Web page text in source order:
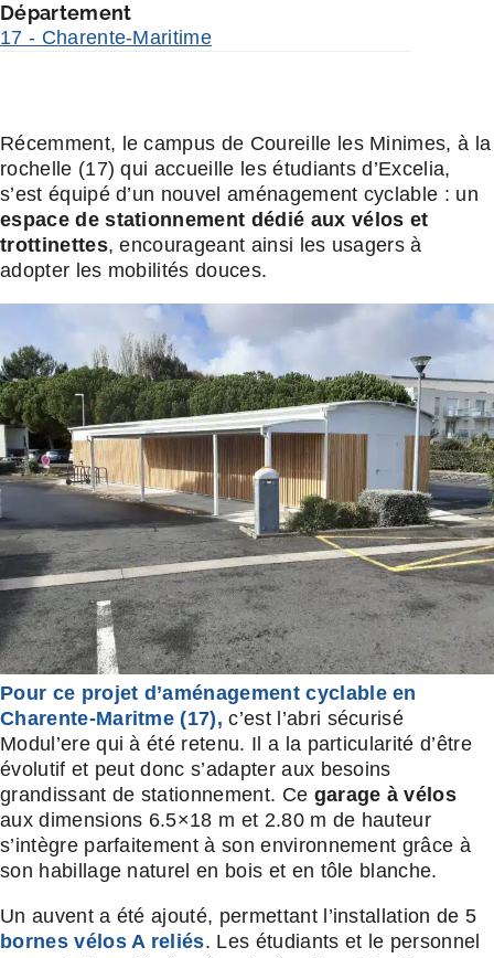
Département
17 - Charente-Maritime
Récemment, le campus de Coureille les Minimes, à la
rochelle (17) qui accueille les étudiants d’Excelia,
s’est équipé d’un nouvel aménagement cyclable : un
espace de stationnement dédié aux vélos et
trottinettes, encourageant ainsi les usagers à
adopter les mobilités douces.
Pour ce projet d’aménagement cyclable en
Charente-Maritme (17), c’est l’abri sécurisé
Modul’ere qui à été retenu. Il a la particularité d’être
évolutif et peut donc s’adapter aux besoins
grandissant de stationnement. Ce garage à vélos
aux dimensions 6.5×18 m et 2.80 m de hauteur
s’intègre parfaitement à son environnement grâce à
son habillage naturel en bois et en tôle blanche.
Un auvent a été ajouté, permettant l’installation de 5
bornes vélos A reliés. Les étudiants et le personnel